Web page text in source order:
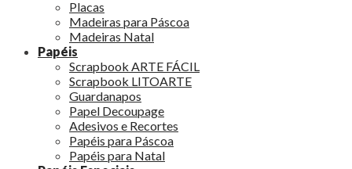
Placas
Madeiras para Páscoa
Madeiras Natal
Papéis
Scrapbook ARTE FÁCIL
Scrapbook LITOARTE
Guardanapos
Papel Decoupage
Adesivos e Recortes
Papéis para Páscoa
Papéis para Natal